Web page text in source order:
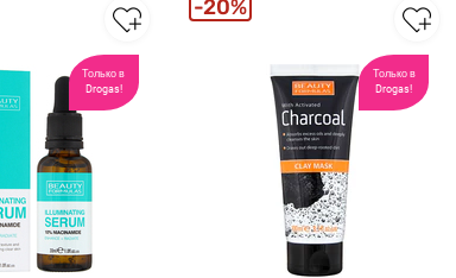
Только в
Drogas!
Только в
Drogas!
20%